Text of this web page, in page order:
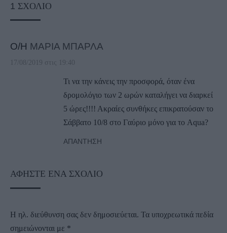
1 ΣΧΌΛΙΟ
Ο/Η ΜΑΡΙΑ ΜΠΑΡΛΑ
17/08/2019 στις 19:40
Τι να την κάνεις την προσφορά, όταν ένα
δρομολόγιο των 2 ωρών καταλήγει να διαρκεί
5 ώρες!!!! Ακραίες συνθήκες επικρατούσαν το
Σάββατο 10/8 στο Γαύριο μόνο για το Aqua?
ΑΠΆΝΤΗΣΗ
ΑΦΉΣΤΕ ΈΝΑ ΣΧΌΛΙΟ
Η ηλ. διεύθυνση σας δεν δημοσιεύεται. Τα υποχρεωτικά πεδία
σημειώνονται με *